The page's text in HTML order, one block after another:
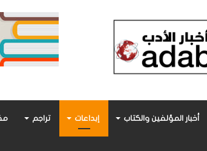
أخبار المؤلفين والكتاب إبداعات تراجم